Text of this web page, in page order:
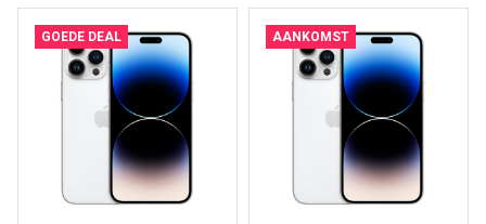
GOEDE DEAL AANKOMST